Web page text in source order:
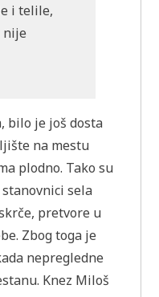
i telile,
nije
bilo je još dosta
na mestu
plodno. Tako su
sela
pretvore u
Zbog toga je
nepregledne
Knez Miloš